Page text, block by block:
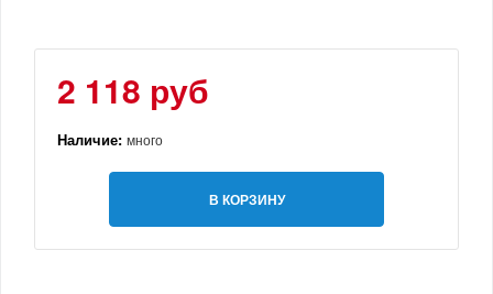
2 118 руб
Наличие: много
В КОРЗИНУ